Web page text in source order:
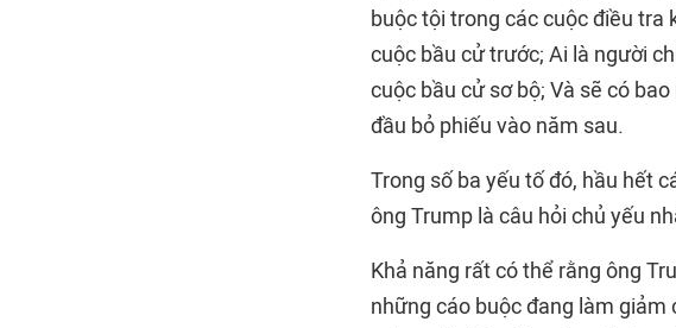
buộc tội trong các cuộc điều tra
cuộc bầu cử trước; Ai là người
cuộc bầu cử sơ bộ; Và sẽ có
đầu bỏ phiếu vào năm sau.
Trong số ba yếu tố đó, hầu hết
ông Trump là câu hỏi chủ yếu
Khả năng rất có thể rằng ông
những cáo buộc đang làm giảm